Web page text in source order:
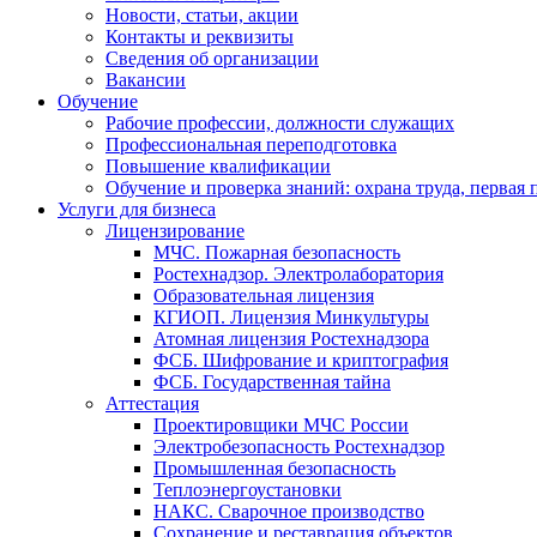
Новости, статьи, акции
Контакты и реквизиты
Сведения об организации
Вакансии
Обучение
Рабочие профессии, должности служащих
Профессиональная переподготовка
Повышение квалификации
Обучение и проверка знаний: охрана труда,
Услуги для бизнеса
Лицензирование
МЧС. Пожарная безопасность
Ростехнадзор. Электролаборатория
Образовательная лицензия
КГИОП. Лицензия Минкультуры
Атомная лицензия Ростехнадзора
ФСБ. Шифрование и криптография
ФСБ. Государственная тайна
Аттестация
Проектировщики МЧС России
Электробезопасность Ростехнадзор
Промышленная безопасность
Теплоэнергоустановки
НАКС. Сварочное производство
Сохранение и реставрация объектов